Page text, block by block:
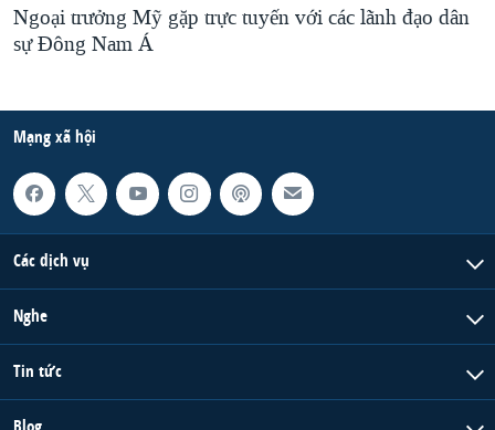
Ngoại trưởng Mỹ gặp trực tuyến với các lãnh đạo dân
sự Đông Nam Á
Mạng xã hội
Các dịch vụ
Nghe
Tin tức